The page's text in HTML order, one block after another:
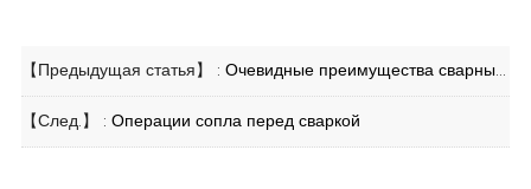
【Предыдущая статья】 : Очевидные преимущества сварных стальных труб
【След.】 : Операции сопла перед сваркой